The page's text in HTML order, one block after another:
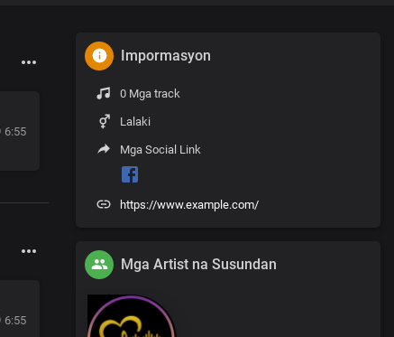
6:55
6:55
Impormasyon
0 Mga track
Lalaki
Mga Social Link
https://www.example.com/
Mga Artist na Susundan